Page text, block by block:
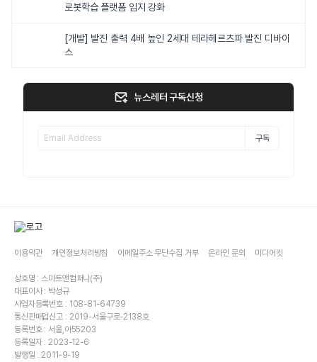
로봇학습 플랫폼 입지 강화
[개발] 발진 출력 4배 높인 2세대 테라헤르츠파 발진 디바이
스
뉴스레터 구독신청
구독
이용약관 개인정보처리방침 이메일주소 무단수집 거부 온라인 문의 미디어킷
상호명 : 스마트앤컴퍼니(주)
대표이사 : 박성규
사업자등록번호 : 108-81-64739
통신판매업신고 : 2019-서울구로-2138호
등록번호 : 서울,아55203
등록일자 : 2023-12-6
발행일 : 2011-9-19